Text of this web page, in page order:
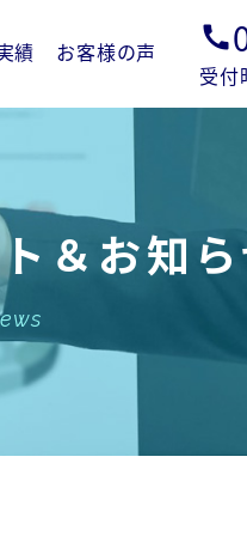
績 お客様の声 call
受付
＆お知